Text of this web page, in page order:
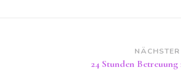
24 Stunden Betreuung